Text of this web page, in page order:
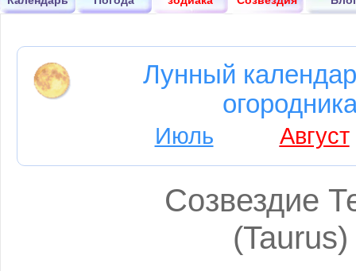
Лунный
Июль Август
Созвездие
(Taurus)